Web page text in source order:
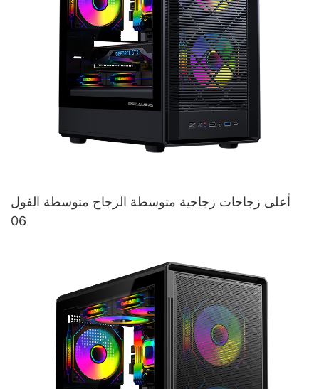
أعلى زجاجات زجاجية متوسطة الزجاج متوسطة الفول
06